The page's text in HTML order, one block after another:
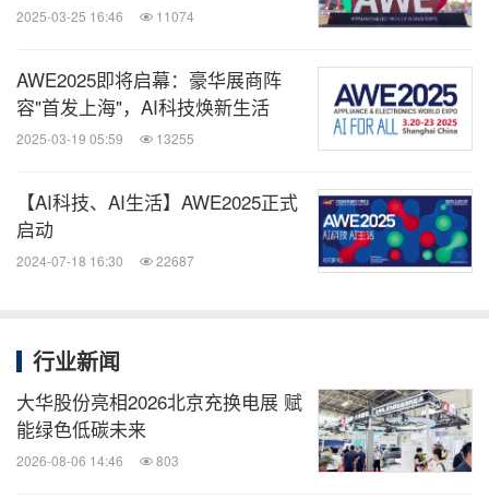
2025-03-25 16:46 11074
AWE2025即将启幕：豪华展商阵
容"首发上海"，AI科技焕新生活
2025-03-19 05:59 13255
【AI科技、AI生活】AWE2025正式
启动
2024-07-18 16:30 22687
行业新闻
大华股份亮相2026北京充换电展 赋
能绿色低碳未来
2026-08-06 14:46 803